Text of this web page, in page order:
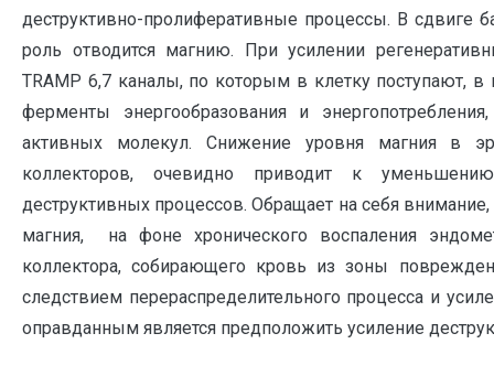
деструктивно-пролиферативные процессы. В сдвиге
роль отводится магнию. При усилении
TRAMP 6,7 каналы, по которым в клетку поступают,
ферменты энергообразования и
активных молекул. Снижение уровня магния в
коллекторов, очевидно приводит к
деструктивных процессов. Обращает на себя
магния, на фоне хронического воспаления
коллектора, собирающего кровь из зоны
следствием перераспределительного процесса и
оправданным является предположить усиление